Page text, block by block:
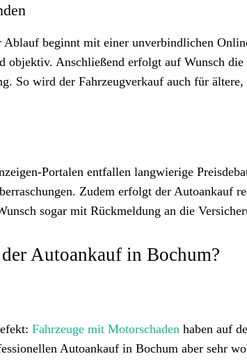
beginnt mit einer unverbindlichen
objektiv. Anschließend erfolgt auf Wunsch
So wird der Fahrzeugverkauf auch für ältere,
Portalen entfallen langwierige
Zudem erfolgt der Autoankauf
sogar mit Rückmeldung an die
Autoankauf in Bochum?
Fahrzeuge mit Motorschaden haben auf
Autoankauf in Bochum aber sehr